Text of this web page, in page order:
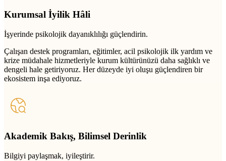
Kurumsal İyilik Hâli
İşyerinde psikolojik dayanıklılığı güçlendirin.
Çalışan destek programları, eğitimler, acil psikolojik ilk yardım ve
krize müdahale hizmetleriyle kurum kültürünüzü daha sağlıklı ve
dengeli hale getiriyoruz. Her düzeyde iyi oluşu güçlendiren bir
ekosistem inşa ediyoruz.
Akademik Bakış, Bilimsel Derinlik
Bilgiyi paylaşmak, iyileştirir.